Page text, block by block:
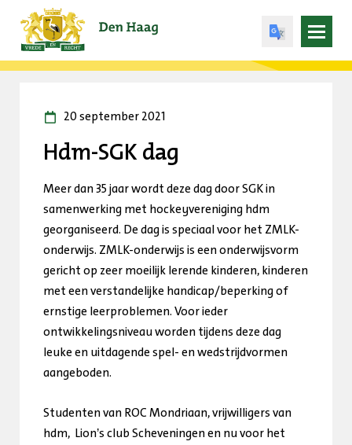
Open
menu
Hdm-SGK dag
20 september 2021
Meer dan 35 jaar wordt deze dag door SGK in
samenwerking met hockeyvereniging hdm
georganiseerd. De dag is speciaal voor het ZMLK-
onderwijs. ZMLK-onderwijs is een onderwijsvorm
gericht op zeer moeilijk lerende kinderen, kinderen
met een verstandelijke handicap/beperking of
ernstige leerproblemen. Voor ieder
ontwikkelingsniveau worden tijdens deze dag
leuke en uitdagende spel- en wedstrijdvormen
aangeboden.
Studenten van ROC Mondriaan, vrijwilligers van
hdm, Lion’s club Scheveningen en nu voor het